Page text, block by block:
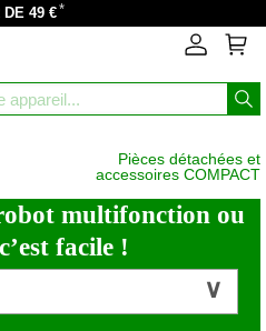
DE 49 €*
Pièces détachées et
accessoires COMPACT
multifonction ou
facile !